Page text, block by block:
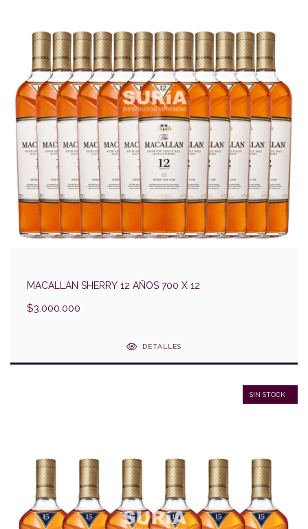
MACALLAN SHERRY 12 AÑOS 700 X 12
$3.000.000
DETALLES
SIN STOCK